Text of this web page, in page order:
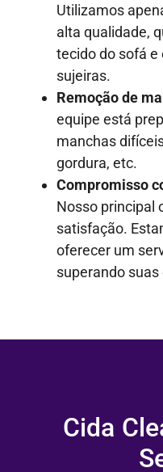
Utilizamos
alta qualidade,
tecido do sofá
sujeiras.
Remoção de
equipe está
manchas
gordura, etc.
Compromisso
Nosso principal
satisfação.
oferecer um
superando
Cida